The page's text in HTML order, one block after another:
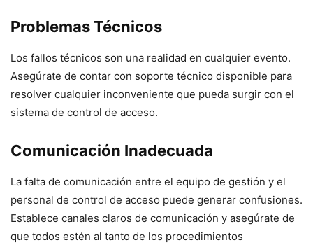
Problemas Técnicos
Los fallos técnicos son una realidad en cualquier evento.
Asegúrate de contar con soporte técnico disponible para
resolver cualquier inconveniente que pueda surgir con el
sistema de control de acceso.
Comunicación Inadecuada
La falta de comunicación entre el equipo de gestión y el
personal de control de acceso puede generar confusiones.
Establece canales claros de comunicación y asegúrate de
que todos estén al tanto de los procedimientos